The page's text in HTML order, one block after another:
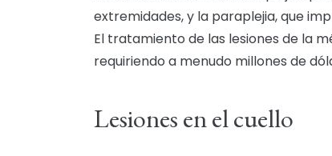
extremidades, y la paraplejia, que
El tratamiento de las lesiones de la
requiriendo a menudo millones de
Lesiones en el cuello